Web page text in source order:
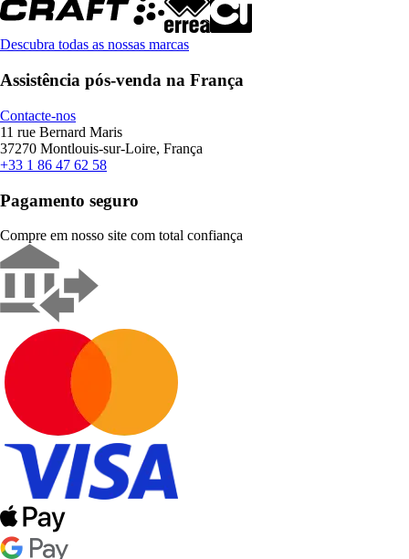
Descubra todas as nossas marcas
Assistência pós-venda na França
Contacte-nos
11 rue Bernard Maris
37270 Montlouis-sur-Loire, França
+33 1 86 47 62 58
Pagamento seguro
Compre em nosso site com total confiança